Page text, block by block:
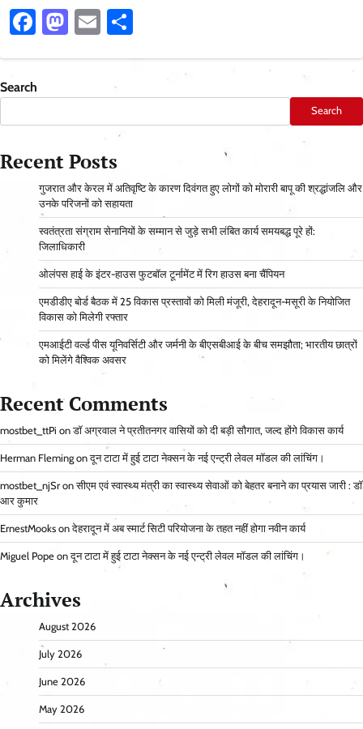
Facebook
Mastodon
Email
Search
Search
Recent Posts
गुजरात और केरल में अतिवृष्टि के कारण दिवंगत हुए लोगों को मोरारी बापू की श्रद्धांजलि और
उनके परिजनों को सहायता
स्वतंत्रता संग्राम सेनानियों के सम्मान से जुड़े सभी लंबित कार्य समयबद्ध पूरे हों:
जिलाधिकारी
ओलंपस हाई के इंटर-हाउस फुटबॉल टूर्नामेंट में रिग हाउस बना चैंपियन
एमडीडीए बोर्ड बैठक में 25 विकास प्रस्तावों को मिली मंजूरी, देहरादून-मसूरी के नियोजित
विकास को मिलेगी रफ्तार
एमआईटी वर्ल्ड पीस यूनिवर्सिटी और जर्मनी के बीएसबीआई के बीच समझौता; भारतीय छात्रों
को मिलेंगे वैश्विक अवसर
Recent Comments
mostbet_ttPi onडॉ अग्रवाल ने प्रतीतनगर वासियों को दी बड़ी सौगात, जल्द होंगे विकास कार्य
Herman Fleming onदून टाटा में हुई टाटा नेक्सन के नई एन्ट्री लेवल मॉडल की लांचिंग।
mostbet_njSr onसीएम एवं स्वास्थ्य मंत्री का स्वास्थ्य सेवाओं को बेहतर बनाने का प्रयास जारी : डॉ
आर कुमार
ErnestMooks onदेहरादून में अब स्मार्ट सिटी परियोजना के तहत नहीं होगा नवीन कार्य
Miguel Pope onदून टाटा में हुई टाटा नेक्सन के नई एन्ट्री लेवल मॉडल की लांचिंग।
Archives
August 2026
July 2026
June 2026
May 2026